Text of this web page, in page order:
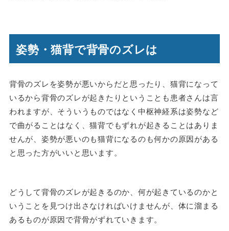
姿勢・猫背で背骨のズレは
背骨のズレを姿勢が悪いからだと思ったり、猫背になって
いるから背骨のズレが起きたりということも患者さんは言
われますが、そういうものではなく中枢神経系は姿勢など
で曲がることはなく、猫背でもずれが起きることはありま
せんが、姿勢が悪いのも猫背になるのも何かの原因がある
と思った方がいいと思います。
どうして背骨のズレが起きるのか、何が起きているのかと
いうことを見つけ出さなければいけませんが、体に溜まる
あるものが原因で背骨がずれていきます。